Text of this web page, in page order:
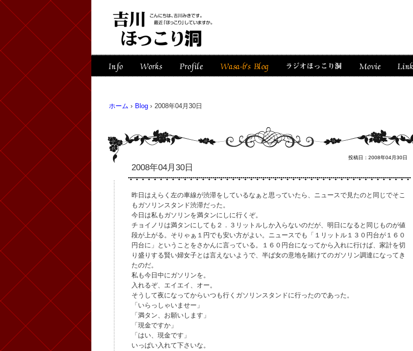
ホーム › Blog › 2008年04月30日
投稿日：2008年04月30日
2008年04月30日
昨日はえらく左の車線が渋滞をしているなぁと思っていたら、ニュースで見たのと同じでそこ
もガソリンスタンド渋滞だった。
今日は私もガソリンを満タンにしに行くぞ。
チョイノリは満タンにしても２．３リットルしか入らないのだが、明日になると同じものが値
段が上がる。そりゃぁ１円でも安い方がよい。ニュースでも「１リットル１３０円台が１６０
円台に」ということをさかんに言っている。１６０円台になってから入れに行けば、家計を切
り盛りする賢い婦女子とは言えないようで、半ば女の意地を賭けてのガソリン調達になってき
たのだ。
私も今日中にガソリンを。
入れるぞ、エイエイ、オー。
そうして夜になってからいつも行くガソリンスタンドに行ったのであった。
「いらっしゃいませー」
「満タン、お願いします」
「現金ですか」
「はい、現金です」
いっぱい入れて下さいな。